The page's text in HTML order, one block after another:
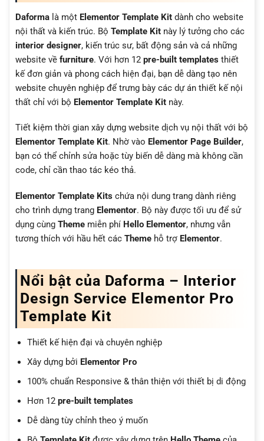
Daforma là một Elementor Template Kit dành cho website
nội thất và kiến trúc. Bộ Template Kit này lý tưởng cho các
interior designer, kiến trúc sư, bất động sản và cả những
website về furniture. Với hơn 12 pre-built templates thiết
kế đơn giản và phong cách hiện đại, bạn dễ dàng tạo nên
website chuyên nghiệp để trưng bày các dự án thiết kế nội
thất chỉ với bộ Elementor Template Kit này.
Tiết kiệm thời gian xây dựng website dịch vụ nội thất với bộ
Elementor Template Kit. Nhờ vào Elementor Page Builder,
bạn có thể chỉnh sửa hoặc tùy biến dễ dàng mà không cần
code, chỉ cần thao tác kéo thả.
Elementor Template Kits chứa nội dung trang dành riêng
cho trình dựng trang Elementor. Bộ này được tối ưu để sử
dụng cùng Theme miễn phí Hello Elementor, nhưng vẫn
tương thích với hầu hết các Theme hỗ trợ Elementor.
Nổi bật của Daforma – Interior
Design Service Elementor Pro
Template Kit
Thiết kế hiện đại và chuyên nghiệp
Xây dựng bởi Elementor Pro
100% chuẩn Responsive & thân thiện với thiết bị di động
Hơn 12 pre-built templates
Dễ dàng tùy chỉnh theo ý muốn